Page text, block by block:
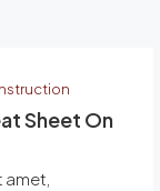
Sheet On